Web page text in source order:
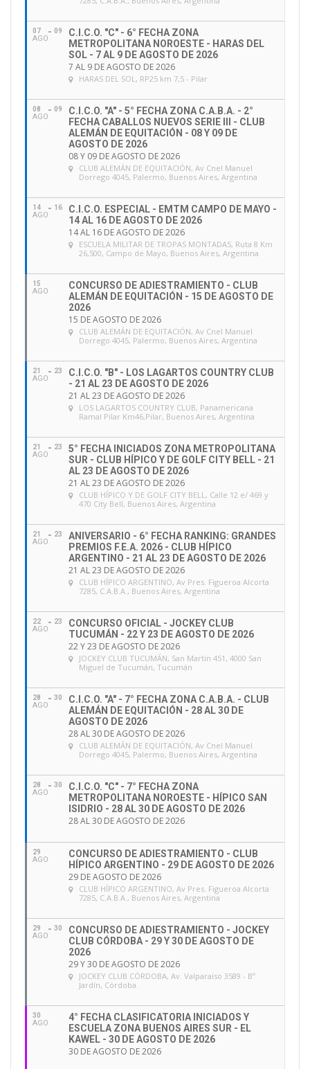
07
AGO
09
C.I.C.O. "C" - 6° FECHA ZONA
METROPOLITANA NOROESTE - HARAS DEL
SOL - 7 AL 9 DE AGOSTO DE 2026
7 AL 9 DE AGOSTO DE 2026
HARAS DEL SOL, RP25 km 7,5 - Pilar
08
AGO
09
C.I.C.O. "A" - 5° FECHA ZONA C.A.B.A. - 2°
FECHA CABALLOS NUEVOS SERIE III - CLUB
ALEMÁN DE EQUITACIÓN - 08 Y 09 DE
AGOSTO DE 2026
08 Y 09 DE AGOSTO DE 2026
CLUB ALEMÁN DE EQUITACIÓN, Av Cnel Manuel
Dorrego 4045, Palermo, Buenos Aires, Argentina
14
AGO
16
C.I.C.O. ESPECIAL - EMTM CAMPO DE MAYO -
14 AL 16 DE AGOSTO DE 2026
14 AL 16 DE AGOSTO DE 2026
ESCUELA MILITAR DE TROPAS MONTADAS, Ruta 8 Km
26,500, Campo de Mayo, Buenos Aires, Argentina
15
AGO
CONCURSO DE ADIESTRAMIENTO - CLUB
ALEMÁN DE EQUITACIÓN - 15 DE AGOSTO DE
2026
15 DE AGOSTO DE 2026
CLUB ALEMÁN DE EQUITACIÓN, Av Cnel Manuel
Dorrego 4045, Palermo, Buenos Aires, Argentina
21
AGO
23
C.I.C.O. "B" - LOS LAGARTOS COUNTRY CLUB
- 21 AL 23 DE AGOSTO DE 2026
21 AL 23 DE AGOSTO DE 2026
LOS LAGARTOS COUNTRY CLUB, Panamericana
Ramal Pilar Km46,Pilar, Buenos Aires, Argentina
21
AGO
23
5° FECHA INICIADOS ZONA METROPOLITANA
SUR - CLUB HÍPICO Y DE GOLF CITY BELL - 21
AL 23 DE AGOSTO DE 2026
21 AL 23 DE AGOSTO DE 2026
CLUB HÍPICO Y DE GOLF CITY BELL, Calle 12 e/ 469 y
470 City Bell, Buenos Aires, Argentina
21
AGO
23
ANIVERSARIO - 6° FECHA RANKING: GRANDES
PREMIOS F.E.A. 2026 - CLUB HÍPICO
ARGENTINO - 21 AL 23 DE AGOSTO DE 2026
21 AL 23 DE AGOSTO DE 2026
CLUB HÍPICO ARGENTINO, Av Pres. Figueroa Alcorta
7285, C.A.B.A., Buenos Aires, Argentina
22
AGO
23
CONCURSO OFICIAL - JOCKEY CLUB
TUCUMÁN - 22 Y 23 DE AGOSTO DE 2026
22 Y 23 DE AGOSTO DE 2026
JOCKEY CLUB TUCUMÁN, San Martín 451, 4000 San
Miguel de Tucumán, Tucumán
28
AGO
30
C.I.C.O. "A" - 7° FECHA ZONA C.A.B.A. - CLUB
ALEMÁN DE EQUITACIÓN - 28 AL 30 DE
AGOSTO DE 2026
28 AL 30 DE AGOSTO DE 2026
CLUB ALEMÁN DE EQUITACIÓN, Av Cnel Manuel
Dorrego 4045, Palermo, Buenos Aires, Argentina
28
AGO
30
C.I.C.O. "C" - 7° FECHA ZONA
METROPOLITANA NOROESTE - HÍPICO SAN
ISIDRIO - 28 AL 30 DE AGOSTO DE 2026
28 AL 30 DE AGOSTO DE 2026
29
AGO
CONCURSO DE ADIESTRAMIENTO - CLUB
HÍPICO ARGENTINO - 29 DE AGOSTO DE 2026
29 DE AGOSTO DE 2026
CLUB HÍPICO ARGENTINO, Av Pres. Figueroa Alcorta
7285, C.A.B.A., Buenos Aires, Argentina
29
AGO
30
CONCURSO DE ADIESTRAMIENTO - JOCKEY
CLUB CÓRDOBA - 29 Y 30 DE AGOSTO DE
2026
29 Y 30 DE AGOSTO DE 2026
JOCKEY CLUB CÓRDOBA, Av. Valparaíso 3589 - Bº
Jardín, Córdoba.
30
AGO
4° FECHA CLASIFICATORIA INICIADOS Y
ESCUELA ZONA BUENOS AIRES SUR - EL
KAWEL - 30 DE AGOSTO DE 2026
30 DE AGOSTO DE 2026